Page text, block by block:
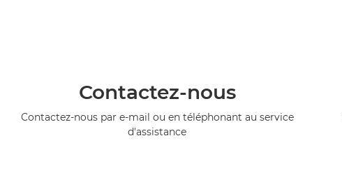
Contactez-nous
Contactez-nous par e-mail ou en téléphonant au service
d'assistance